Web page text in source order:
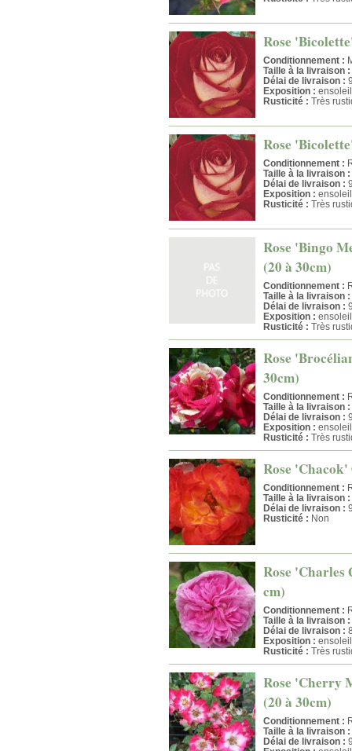
Rose
Conditionnement :
Taille à la livraison :
Délai de livraison :
Exposition :
Rusticité : Très
Rose
Conditionnement :
Taille à la livraison :
Délai de livraison :
Exposition :
Rusticité : Très
Rose 'Bingo
(20 à 30cm)
Conditionnement :
Taille à la livraison :
Délai de livraison :
Exposition :
Rusticité : Très
Rose
30cm)
Conditionnement :
Taille à la livraison :
Délai de livraison :
Exposition :
Rusticité : Très
Rose
Conditionnement :
Taille à la livraison :
Délai de livraison :
Rusticité : Non
Rose 'Charles
cm)
Conditionnement :
Taille à la livraison :
Délai de livraison :
Exposition :
Rusticité : Très
Rose 'Cherry
(20 à 30cm)
Conditionnement :
Taille à la livraison :
Délai de livraison :